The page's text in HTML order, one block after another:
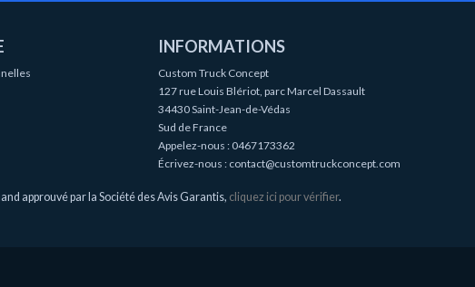
INFORMATIONS
Custom Truck Concept
127 rue Louis Blériot, parc Marcel Dassault
34430 Saint-Jean-de-Védas
Sud de France
Appelez-nous : 0467173362
Écrivez-nous : contact@customtruckconcept.com
approuvé par la Société des Avis Garantis, cliquez ici pour vérifier.